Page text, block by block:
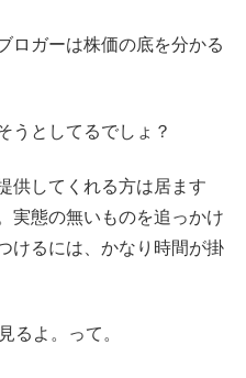
ロガーは株価の底を分かる
うとしてるでしょ？
供してくれる方は居ます
実態の無いものを追っかけ
けるには、かなり時間が掛
るよ。って。